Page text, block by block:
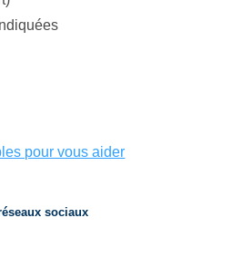
pour vous aider
sociaux